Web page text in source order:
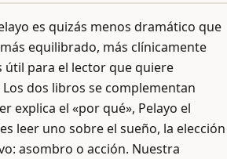
es quizás menos dramático que
equilibrado, más clínicamente
para el lector que quiere
dos libros se complementan
explica el «por qué», Pelayo el
leer uno sobre el sueño, la elección
asombro o acción. Nuestra